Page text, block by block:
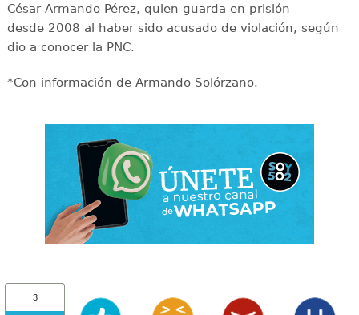
César Armando Pérez, quien guarda en prisión
desde 2008 al haber sido acusado de violación, según
dio a conocer la PNC.
*Con información de Armando Solórzano.
3